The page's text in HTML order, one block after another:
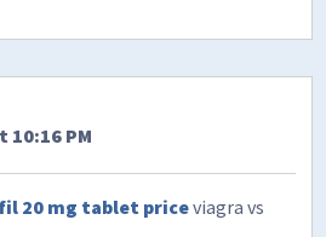
10:16 PM
20 mg tablet priceviagra vs